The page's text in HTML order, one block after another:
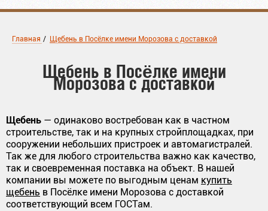
Главная / Щебень в Посёлке имени Морозова с доставкой
Щебень в Посёлке имени
Морозова с доставкой
Щебень — одинаково востребован как в частном
строительстве, так и на крупных стройплощадках, при
сооружении небольших пристроек и автомагистралей.
Так же для любого строительства важно как качество,
так и своевременная поставка на объект. В нашей
компании вы можете по выгодным ценам купить
щебень в Посёлке имени Морозова с доставкой
соответствующий всем ГОСТам.